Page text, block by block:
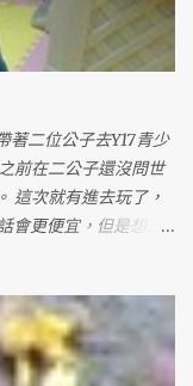
著二位公子去Y17青少
前在二公子還沒問世
這次就有進去玩了，
會更便宜，但是想想
分兩張給姊姊，讓她
蠻多東西可以玩，有
姊還會講故事跟帶